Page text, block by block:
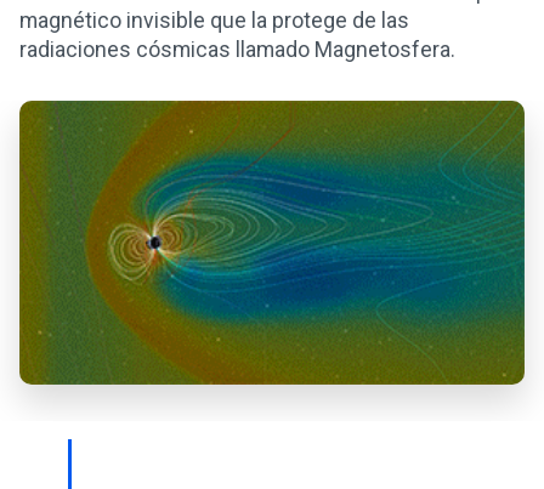
magnético invisible que la protege de las
radiaciones cósmicas llamado Magnetosfera.